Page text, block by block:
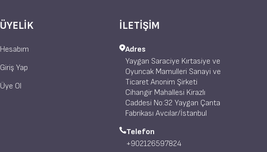
ÜYELIK
Hesabım
Giriş Yap
Üye Ol
İLETİŞİM
Adres
Yaygan Saraciye Kırtasiye ve
Oyuncak Mamulleri Sanayi ve
Ticaret Anonim Şirketi
Cihangir Mahallesi Kirazlı
Caddesi No:32 Yaygan Çanta
Fabrikası Avcılar/İstanbul
Telefon
+902126597824